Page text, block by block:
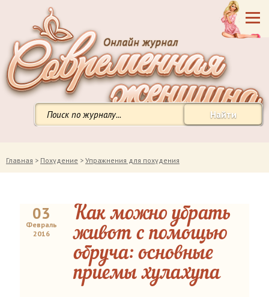
Найти
Главная > Похудение > Упражнения для похудения
03
Февраль
2016
Как можно убрать
живот с помощью
обруча: основные
приемы хулахупа